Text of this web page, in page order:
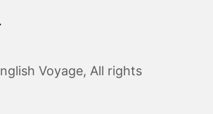
Voyage, All rights